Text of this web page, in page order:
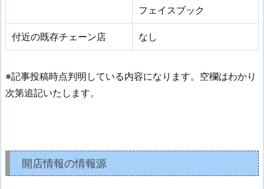
フェイスブック
付近の既存チェーン店 なし
※記事投稿時点判明している内容になります。空欄はわかり
次第追記いたします。
開店情報の情報源